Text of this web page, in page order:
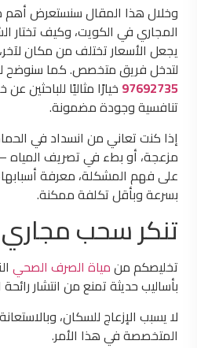
وخلال هذا المقال سنستعرض أهم ما
المجاري في الكويت، وكيف تختار
يجعل الأسعار تختلف من مكان لآخر،
لتدخل فريق متخصص. كما سنوضح
97692735خيارًا مثاليًا للباحثين عن
تنافسية وجودة مضمونة.
إذا كنت تعاني من انسداد في الحمام،
مزعجة، أو بطء في تصريف المياه
على فهم المشكلة، معرفة أسبابها،
بسرعة وبأقل تكلفة ممكنة.
تنكر سحب مجاري
تخليصكم منمياة الصرف الصحي
بأساليب حديثة تمنع من انتشار رائحة
لا يسبب الإزعاج للسكان،
المتخصصة في هذا الأمر.